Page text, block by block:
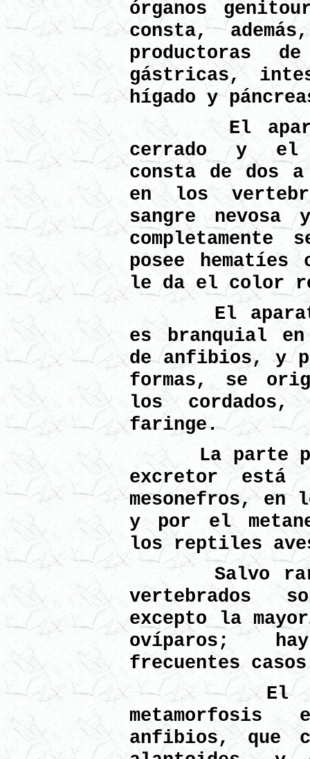
órganos
consta,
productoras
gástricas,
hígado y
El
cerrado y el
consta de dos
en los
sangre
completamente
posee hematíes
le da el color
El aparato
es branquial
de anfibios, y
formas, se
los
faringe.
La parte
excretor está
mesonefros, en
y por el
los reptiles
Salvo raras
vertebrados
excepto la
ovíparos;
frecuentes
El
anfibios, que